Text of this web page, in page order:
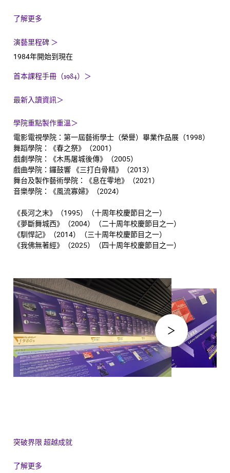
了解更多
演藝里程碑 ＞
1984年開始到現在
首本課程手冊（1984）＞
最新入讀資訊＞
學院重點製作重溫＞
電影電視學院：第一屆藝術學士（榮譽）畢業作品展（1998）
舞蹈學院：《春之祭》（2001）
戲劇學院：《木馬屠城後傳》（2005）
戲曲學院：鑼鼓響 《三打白骨精》（2013）
舞台及製作藝術學院：《息在零地》（2021）
音樂學院：《風流寡婦》（2024）
《長河之末》（1995）（十周年校慶節目之一）
《夢斷舞城西》（2004）（二十周年校慶節目之一）
《馴悍記》（2014）（三十周年校慶節目之一）
《我佛無著經》（2025）（四十周年校慶節目之一）
突破界限 超越成就
了解更多